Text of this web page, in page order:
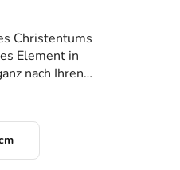
Christentums
Element in
nach Ihren